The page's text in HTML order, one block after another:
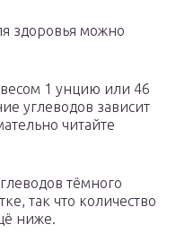
здоровья можно
1 унцию или 46
углеводов зависит
читайте
тёмного
так что количество
ниже.